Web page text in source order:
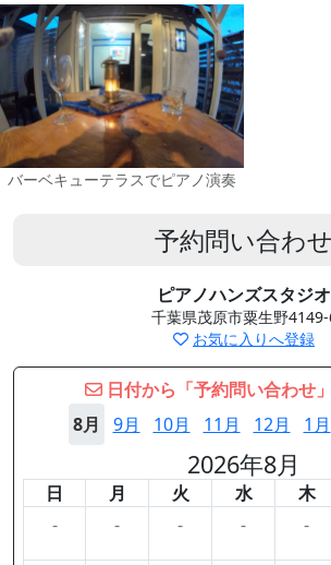
バーベキューテラスでピアノ演奏
予約問い合わせ
ピアノハンズスタジオ
千葉県茂原市粟生野
お気に入りへ登録
日付から「予約問い合わせ」
8月
9月 10月 11月 12月 1月
2026年8月
日 月 火 水 木
-
- - - -